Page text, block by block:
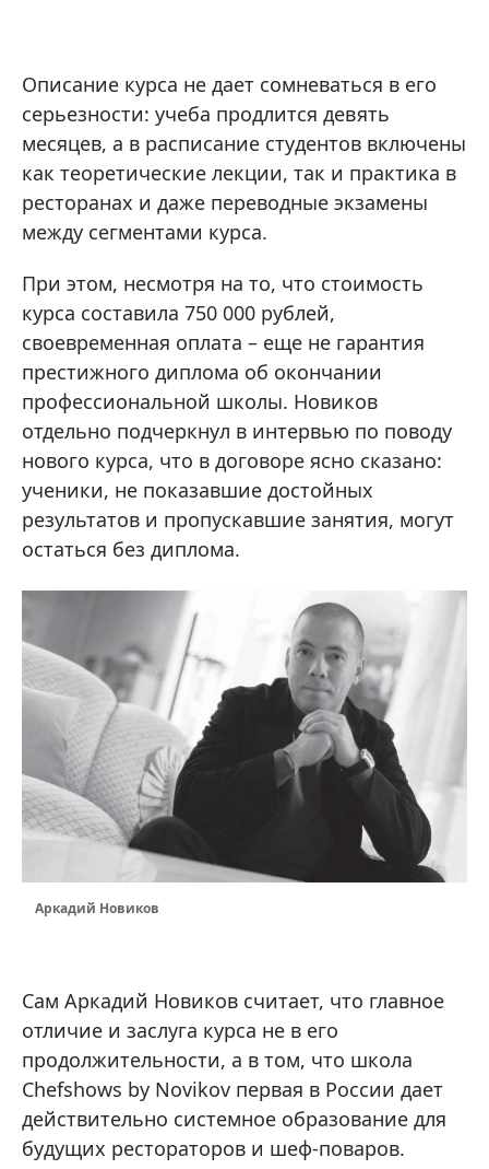
Описание курса не дает сомневаться в его
серьезности: учеба продлится девять
месяцев, а в расписание студентов включены
как теоретические лекции, так и практика в
ресторанах и даже переводные экзамены
между сегментами курса.
При этом, несмотря на то, что стоимость
курса составила 750 000 рублей,
своевременная оплата – еще не гарантия
престижного диплома об окончании
профессиональной школы. Новиков
отдельно подчеркнул в интервью по поводу
нового курса, что в договоре ясно сказано:
ученики, не показавшие достойных
результатов и пропускавшие занятия, могут
остаться без диплома.
Аркадий Новиков
Сам Аркадий Новиков считает, что главное
отличие и заслуга курса не в его
продолжительности, а в том, что школа
Chefshows by Novikov первая в России дает
действительно системное образование для
будущих рестораторов и шеф-поваров.